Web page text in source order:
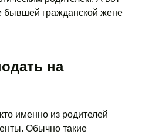
бывшей гражданской жене
на
именно из родителей
Обычно такие